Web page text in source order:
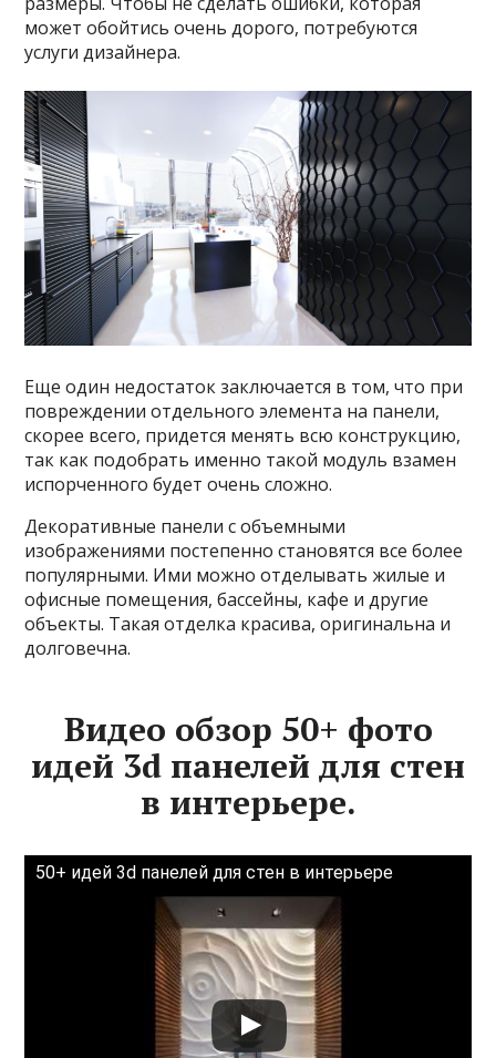
может обойтись очень дорого, потребуются
услуги дизайнера.
Еще один недостаток заключается в том, что при
повреждении отдельного элемента на панели,
скорее всего, придется менять всю конструкцию,
так как подобрать именно такой модуль взамен
испорченного будет очень сложно.
Декоративные панели с объемными
изображениями постепенно становятся все более
популярными. Ими можно отделывать жилые и
офисные помещения, бассейны, кафе и другие
объекты. Такая отделка красива, оригинальна и
долговечна.
Видео обзор 50+ фото
идей 3d панелей для стен
в интерьере.
50+ идей 3d панелей для стен в интерьере